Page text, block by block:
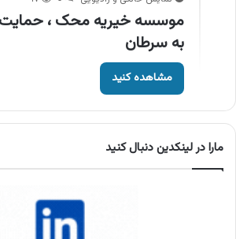
موسسه خیریه محک ، حمایت
به سرطان
مشاهده کنید
مارا در لینکدین دنبال کنید